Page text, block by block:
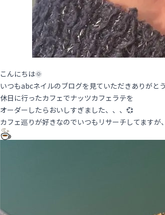
こんにちは🌞
いつもabcネイルのブログを見ていただきありがと
休日に行ったカフェでナッツカフェラテを
オーダーしたらおいしすぎました、、、💞
カフェ巡りが好きなのでいつもリサーチしてます